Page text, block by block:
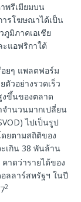
พรีเมียมบน
ารโฆษณาได้เป็น
มิภาคเอเชีย
แอฟริกาใต้
ยๆ แพลตฟอร์ม
ตัวอย่างรวดเร็ว
งขึ้นของตลาด
ำนวนมากเปลี่ยน
ไปเป็นรูป
ยตามสถิติของ
เกิน 38 พันล้าน
าดว่ารายได้ของ
ลลาร์สหรัฐฯ ในปี
2